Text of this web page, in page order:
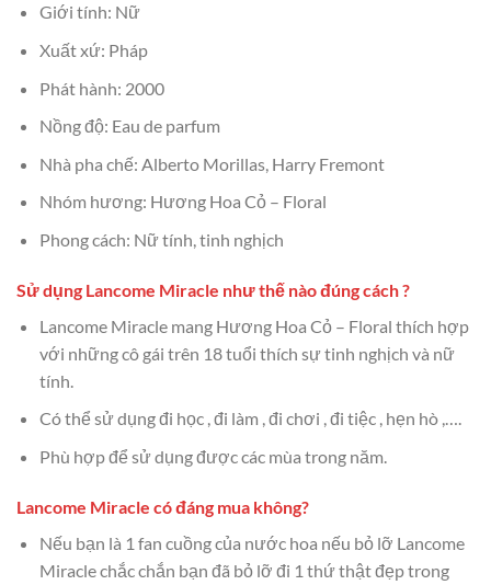
Giới tính: Nữ
Xuất xứ: Pháp
Phát hành: 2000
Nồng độ: Eau de parfum
Nhà pha chế: Alberto Morillas, Harry Fremont
Nhóm hương: Hương Hoa Cỏ – Floral
Phong cách: Nữ tính, tinh nghịch
Sử dụng Lancome Miracle như thế nào đúng cách ?
Lancome Miracle mang Hương Hoa Cỏ – Floral thích hợp
với những cô gái trên 18 tuổi thích sự tinh nghịch và nữ
tính.
Có thể sử dụng đi học , đi làm , đi chơi , đi tiệc , hẹn hò ,….
Phù hợp để sử dụng được các mùa trong năm.
Lancome Miracle có đáng mua không?
Nếu bạn là 1 fan cuồng của nước hoa nếu bỏ lỡ Lancome
Miracle chắc chắn bạn đã bỏ lỡ đi 1 thứ thật đẹp trong